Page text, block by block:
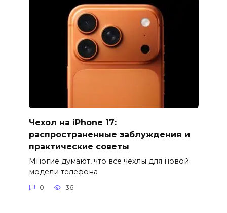
Чехол на iPhone 17:
распространенные заблуждения и
практические советы
Многие думают, что все чехлы для новой
модели телефона
0 36